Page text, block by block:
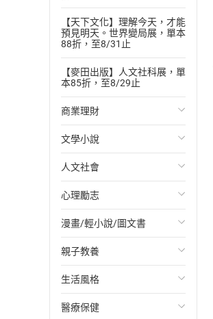
【天下文化】理解今天，才能
預見明天。世界變局展，單本
88折，至8/31止
【麥田出版】人文社科展，單
本85折，至8/29止
商業理財
投資理財
經濟/趨勢
財務/金融
管理/領導
職場工作術
成功法
行銷/廣告
文學小說
歐美文學
日本文學
韓國文學
華文文學
經典文學
成長/家庭生活小說
人文社會
國際關係
政治
社會科學
台灣/中國歷史
日/韓歷史
心理勵志
心靈成長/情緒
人際關係
兩性關係
心理學
漫畫/輕小說/圖文書
輕小說
奇幻/科幻
愛情故事
親子教養
教育現場
兒童文學/故事
生活風格
飲食/食譜
醫療保健